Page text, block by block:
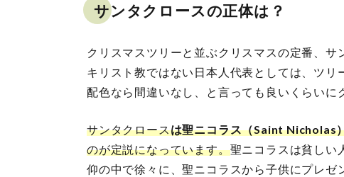
サンタクロースの正体は？
クリスマスツリーと並ぶクリスマスの定番、サ
キリスト教ではない日本人代表としては、ツ
配色なら間違いなし、と言っても良いくらいに
サンタクロースは聖ニコラス（Saint Nicholas
のが定説になっています。聖ニコラスは貧しい
仰の中で徐々に、聖ニコラスから子供にプレ